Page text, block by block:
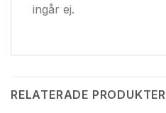
ingår ej.
RELATERADE PRODUKTER